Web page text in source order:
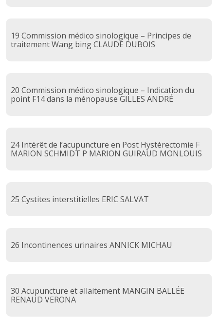
19 Commission médico sinologique – Principes de
traitement Wang bing CLAUDE DUBOIS
20 Commission médico sinologique – Indication du
point F14 dans la ménopause GILLES ANDRÉ
24 Intérêt de l’acupuncture en Post Hystérectomie F
MARION SCHMIDT P MARION GUIRAUD MONLOUIS
25 Cystites interstitielles ERIC SALVAT
26 Incontinences urinaires ANNICK MICHAU
30 Acupuncture et allaitement MANGIN BALLÉE
RENAUD VERONA